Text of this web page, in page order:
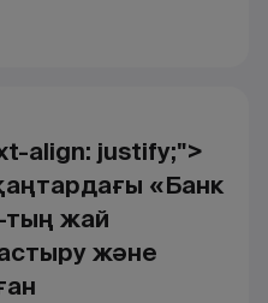
align: justify;">
«Банк
жай
және